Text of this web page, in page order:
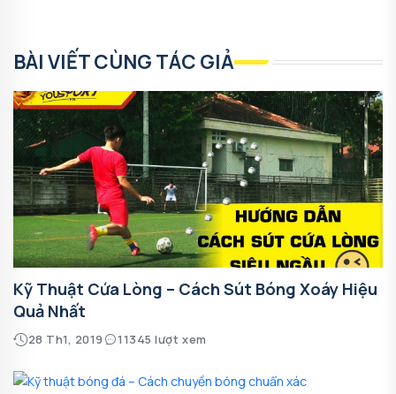
BÀI VIẾT CÙNG TÁC GIẢ
Kỹ Thuật Cứa Lòng – Cách Sút Bóng Xoáy Hiệu
Quả Nhất
28 Th1, 2019 11345 lượt xem